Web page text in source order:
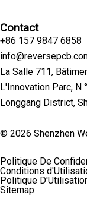
Contact
+86 157 9847 6858
La Salle 711,
L'Innovation Parc, N
Longgang District,
© 2026 Shenzhen
Politique De
Conditions
Politique
Sitemap